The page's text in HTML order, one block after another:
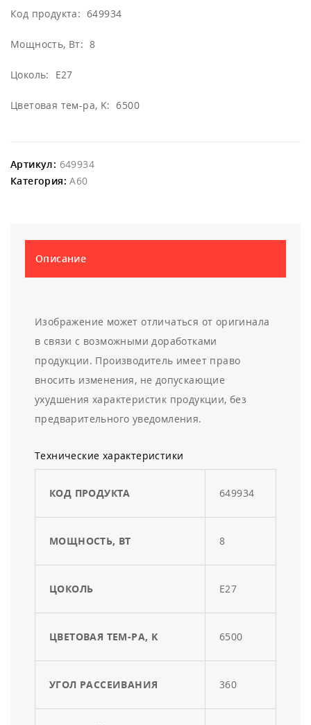
Код продукта: 649934
Мощность, Вт: 8
Цоколь: E27
Цветовая тем-ра, K: 6500
Артикул: 649934
Категория:A60
Описание
Изображение может отличаться от оригинала
в связи с возможными доработками
продукции. Производитель имеет право
вносить изменения, не допускающие
ухудшения характеристик продукции, без
предварительного уведомления.
Технические характеристики
КОД ПРОДУКТА 649934
МОЩНОСТЬ, ВТ 8
ЦОКОЛЬ E27
ЦВЕТОВАЯ ТЕМ-РА, K 6500
УГОЛ РАССЕИВАНИЯ 360